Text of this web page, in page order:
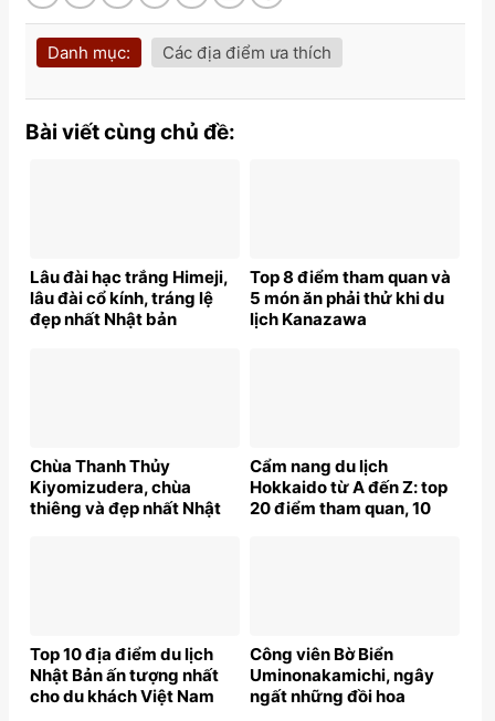
Danh mục: Các địa điểm ưa thích
Bài viết cùng chủ đề:
Lâu đài hạc trắng Himeji,
lâu đài cổ kính, tráng lệ
đẹp nhất Nhật bản
Top 8 điểm tham quan và
5 món ăn phải thử khi du
lịch Kanazawa
Chùa Thanh Thủy
Kiyomizudera, chùa
thiêng và đẹp nhất Nhật
Cẩm nang du lịch
Hokkaido từ A đến Z: top
20 điểm tham quan, 10
Top 10 địa điểm du lịch
Nhật Bản ấn tượng nhất
cho du khách Việt Nam
Công viên Bờ Biển
Uminonakamichi, ngây
ngất những đồi hoa